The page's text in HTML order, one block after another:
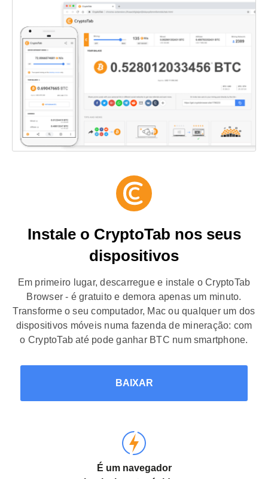
Instale o CryptoTab nos seus
dispositivos
Em primeiro lugar, descarregue e instale o CryptoTab
Browser - é gratuito e demora apenas um minuto.
Transforme o seu computador, Mac ou qualquer um dos
dispositivos móveis numa fazenda de mineração: com
o CryptoTab até pode ganhar BTC num smartphone.
BAIXAR
É um navegador